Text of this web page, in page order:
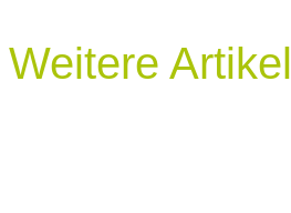
Weitere Artikel